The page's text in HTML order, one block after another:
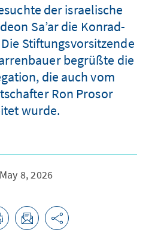
der israelische
Sa’ar die Konrad-
Stiftungsvorsitzende
begrüßte die
die auch vom
Ron Prosor
wurde.
May 8, 2026